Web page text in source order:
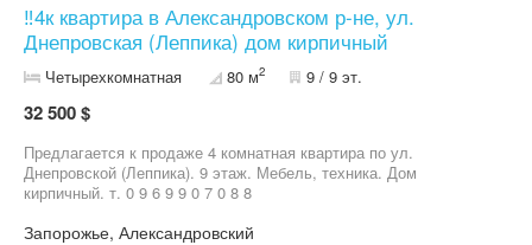
‼️4к квартира в Александровском р-не, ул.
Днепровская (Леппика) дом кирпичный
Четырехкомнатная 80 м2 9 / 9 эт.
32 500 $
Предлагается к продаже 4 комнатная квартира по ул.
Днепровской (Леппика). 9 этаж. Мебель, техника. Дом
кирпичный. т. 0 9 6 9 9 0 7 0 8 8
Запорожье, Александровский